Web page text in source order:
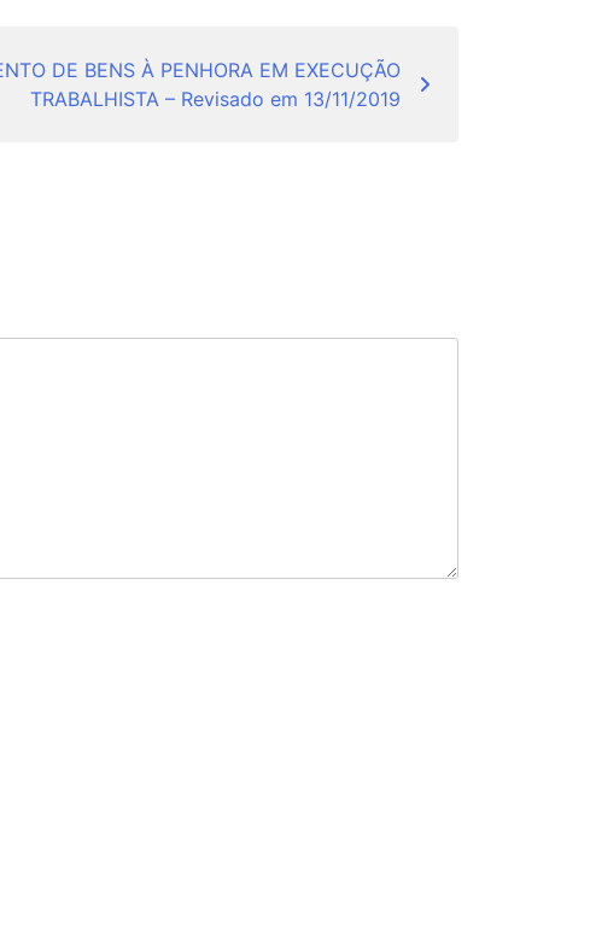
DE BENS À PENHORA EM EXECUÇÃO
TRABALHISTA – Revisado em 13/11/2019